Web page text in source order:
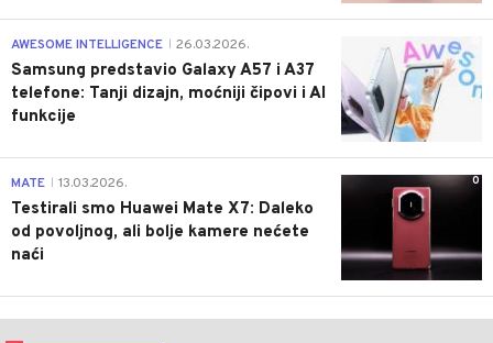
AWESOME INTELLIGENCE 26.03.2026.
Samsung predstavio Galaxy A57 i A37
telefone: Tanji dizajn, moćniji čipovi i AI
funkcije
0
MATE 13.03.2026.
Testirali smo Huawei Mate X7: Daleko
od povoljnog, ali bolje kamere nećete
naći